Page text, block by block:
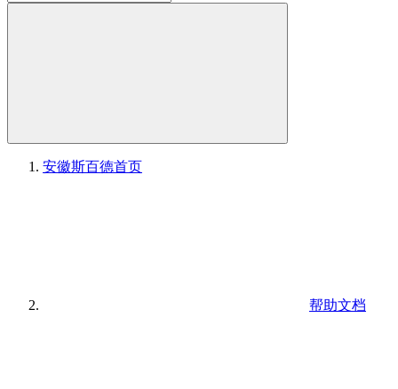
安徽斯百德首页
帮助文档